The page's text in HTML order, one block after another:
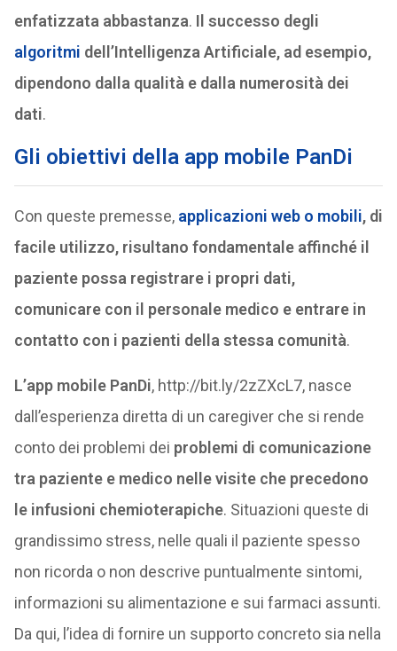
enfatizzata abbastanza. Il successo degli
algoritmi dell’Intelligenza Artificiale, ad esempio,
dipendono dalla qualità e dalla numerosità dei
dati.
Gli obiettivi della app mobile PanDi
Con queste premesse,applicazioni web o mobili, di
facile utilizzo, risultano fondamentale affinché il
paziente possa registrare i propri dati,
comunicare con il personale medico e entrare in
contatto con i pazienti della stessa comunità.
L’app mobile PanDi, http://bit.ly/2zZXcL7, nasce
dall’esperienza diretta di un caregiver che si rende
conto dei problemi dei problemi di comunicazione
tra paziente e medico nelle visite che precedono
le infusioni chemioterapiche. Situazioni queste di
grandissimo stress, nelle quali il paziente spesso
non ricorda o non descrive puntualmente sintomi,
informazioni su alimentazione e sui farmaci assunti.
Da qui, l’idea di fornire un supporto concreto sia nella